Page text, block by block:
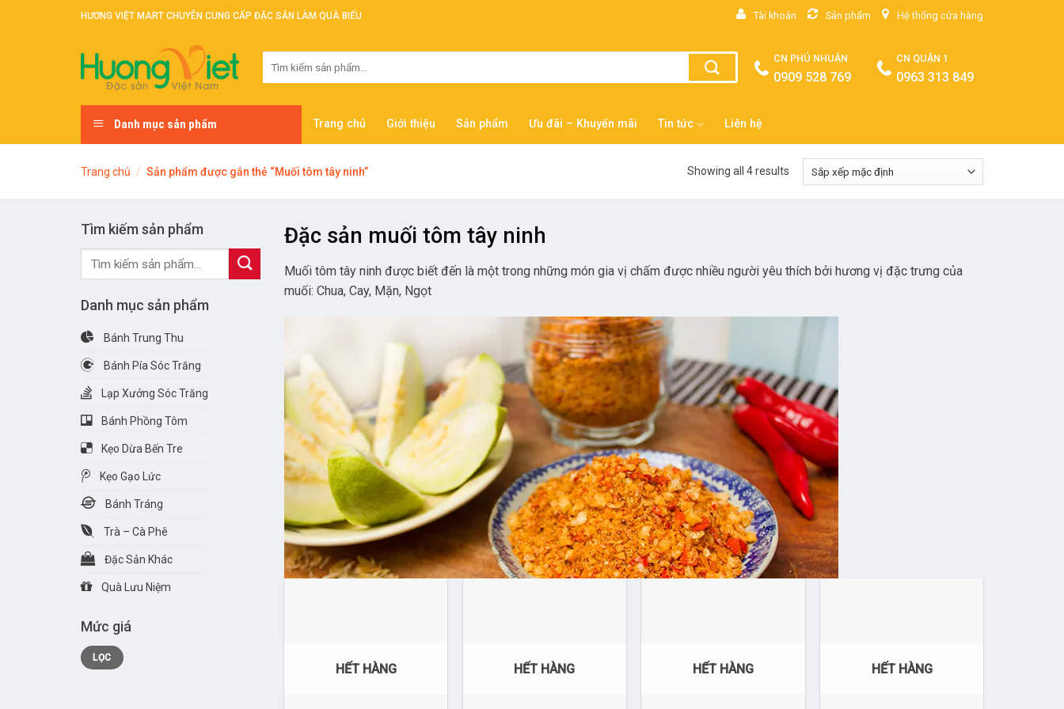
HƯƠNG VIỆT MART CHUYÊN CUNG CẤP ĐẶC SẢN LÀM QUÀ BIẾU Tài khoản Sản phẩm Hệ thống cửa hàng
CN PHÚ NHUẬN
0909 528 769
CN QUẬN 1
0963 313 849
Danh mục sản phẩm Trang chủ Giới thiệu Sản phẩm Ưu đãi – Khuyến mãi Tin tức Liên hệ
Trang chủ / Sản phẩm được gắn thẻ “Muối tôm tây ninh” Showing all 4 results
Tìm kiếm sản phẩm
Tìm
Danh mục sản phẩm
Bánh Trung Thu
Bánh Pía Sóc Trăng
Lạp Xưởng Sóc Trăng
Bánh Phồng Tôm
Kẹo Dừa Bến Tre
Kẹo Gạo Lức
Bánh Tráng
Trà – Cà Phê
Đặc Sản Khác
Quà Lưu Niệm
Mức giá
Giá
tối
thiểu
Giá
tối
đa
LỌC
Đặc sản muối tôm tây ninh
Muối tôm tây ninh được biết đến là một trong những món gia vị chấm được nhiều người yêu thích bởi hương vị đặc trưng của
muối: Chua, Cay, Mặn, Ngọt
HẾT HÀNG HẾT HÀNG HẾT HÀNG HẾT HÀNG